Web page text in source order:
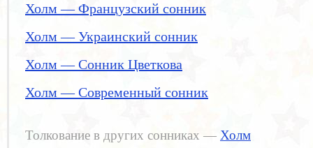
Холм — Французский сонник
Холм — Украинский сонник
Холм — Сонник Цветкова
Холм — Современный сонник
Толкование в других сонниках — Холм